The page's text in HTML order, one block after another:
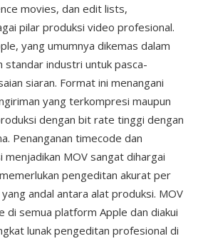
movies, dan edit lists,
pilar produksi video profesional.
yang umumnya dikemas dalam
standar industri untuk pasca-
siaran. Format ini menangani
yang terkompresi maupun
dengan bit rate tinggi dengan
Penanganan timecode dan
MOV sangat dihargai
pengeditan akurat per
andal antara alat produksi. MOV
di semua platform Apple dan diakui
lunak pengeditan profesional di